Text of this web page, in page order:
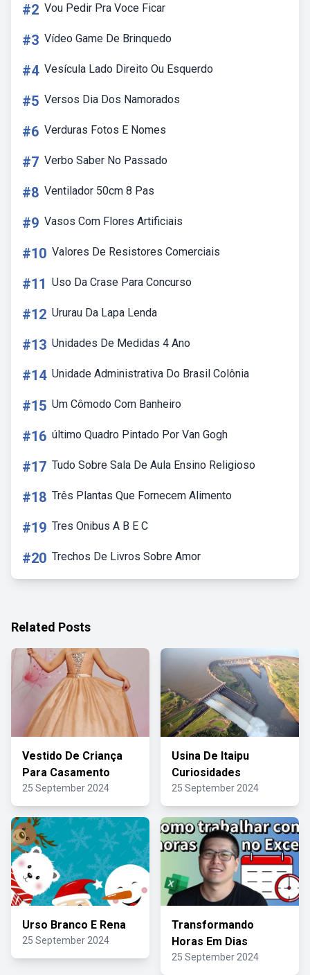
#2 Vou Pedir Pra Voce Ficar
#3 Vídeo Game De Brinquedo
#4 Vesícula Lado Direito Ou Esquerdo
#5 Versos Dia Dos Namorados
#6 Verduras Fotos E Nomes
#7 Verbo Saber No Passado
#8 Ventilador 50cm 8 Pas
#9 Vasos Com Flores Artificiais
#10 Valores De Resistores Comerciais
#11 Uso Da Crase Para Concurso
#12 Ururau Da Lapa Lenda
#13 Unidades De Medidas 4 Ano
#14 Unidade Administrativa Do Brasil Colônia
#15 Um Cômodo Com Banheiro
#16 último Quadro Pintado Por Van Gogh
#17 Tudo Sobre Sala De Aula Ensino Religioso
#18 Três Plantas Que Fornecem Alimento
#19 Tres Onibus A B E C
#20 Trechos De Livros Sobre Amor
Related Posts
Vestido De Criança
Para Casamento
25 September 2024
Usina De Itaipu
Curiosidades
25 September 2024
Urso Branco E Rena
25 September 2024
Transformando
Horas Em Dias
25 September 2024